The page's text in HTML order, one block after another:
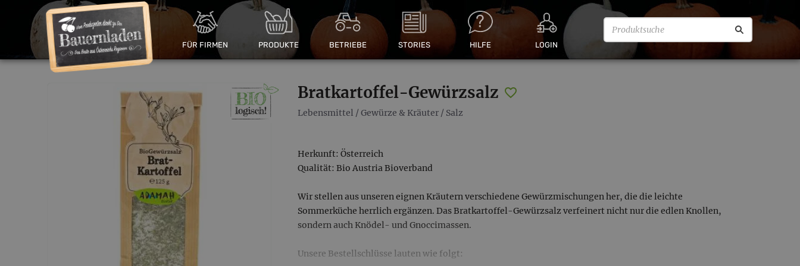
FÜR FIRMEN PRODUKTE BETRIEBE STORIES HILFE LOGIN
Bratkartoffel-Gewürzsalz
Lebensmittel / Gewürze & Kräuter / Salz
Herkunft: Österreich
Qualität: Bio Austria Bioverband
Wir stellen aus unseren eignen Kräutern verschiedene Gewürzmischungen her, die die leichte
Sommerküche herrlich ergänzen. Das Bratkartoffel-Gewürzsalz verfeinert nicht nur die edlen Knollen,
sondern auch Knödel- und Gnoccimassen.
Unsere Bestellschlüsse lauten wie folgt: